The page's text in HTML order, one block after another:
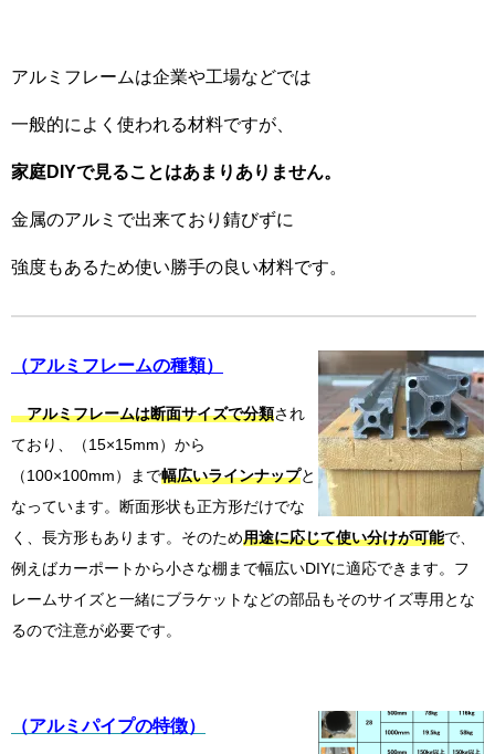
アルミフレームは企業や工場などでは
一般的によく使われる材料ですが、
家庭DIYで見ることはあまりありません。
金属のアルミで出来ており錆びずに
強度もあるため使い勝手の良い材料です。
（アルミフレームの種類）
アルミフレームは断面サイズで分類され
ており、（15×15mm）から
（100×100mm）まで幅広いラインナップと
なっています。断面形状も正方形だけでな
く、長方形もあります。そのため用途に応じて使い分けが可能で、
例えばカーポートから小さな棚まで幅広いDIYに適応できます。フ
レームサイズと一緒にブラケットなどの部品もそのサイズ専用とな
るので注意が必要です。
（アルミパイプの特徴）